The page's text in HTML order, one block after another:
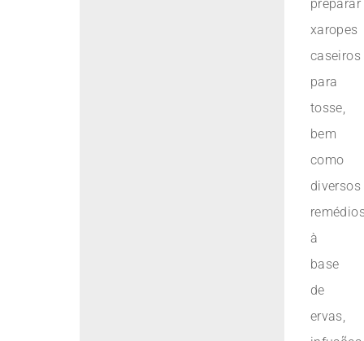
preparar
xaropes
caseiros
para
tosse,
bem
como
diversos
à
base
de
ervas,